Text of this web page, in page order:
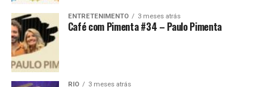
ENTRETENIMENTO 3 meses atrás
Café com Pimenta #34 – Paulo Pimenta
RIO 3 meses atrás